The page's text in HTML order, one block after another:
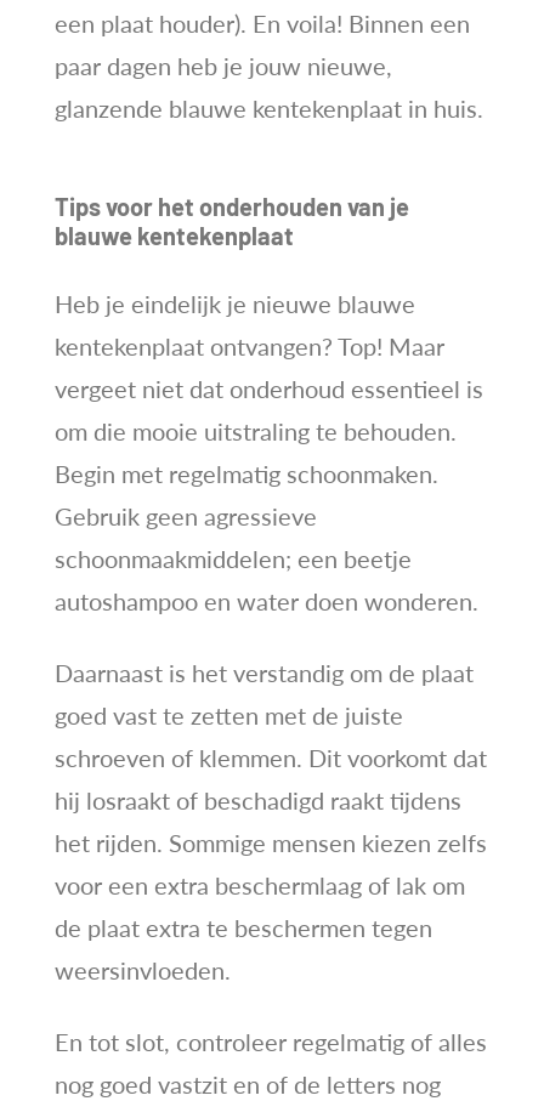
een plaat houder). En voila! Binnen een
paar dagen heb je jouw nieuwe,
glanzende blauwe kentekenplaat in huis.
Tips voor het onderhouden van je
blauwe kentekenplaat
Heb je eindelijk je nieuwe blauwe
kentekenplaat ontvangen? Top! Maar
vergeet niet dat onderhoud essentieel is
om die mooie uitstraling te behouden.
Begin met regelmatig schoonmaken.
Gebruik geen agressieve
schoonmaakmiddelen; een beetje
autoshampoo en water doen wonderen.
Daarnaast is het verstandig om de plaat
goed vast te zetten met de juiste
schroeven of klemmen. Dit voorkomt dat
hij losraakt of beschadigd raakt tijdens
het rijden. Sommige mensen kiezen zelfs
voor een extra beschermlaag of lak om
de plaat extra te beschermen tegen
weersinvloeden.
En tot slot, controleer regelmatig of alles
nog goed vastzit en of de letters nog